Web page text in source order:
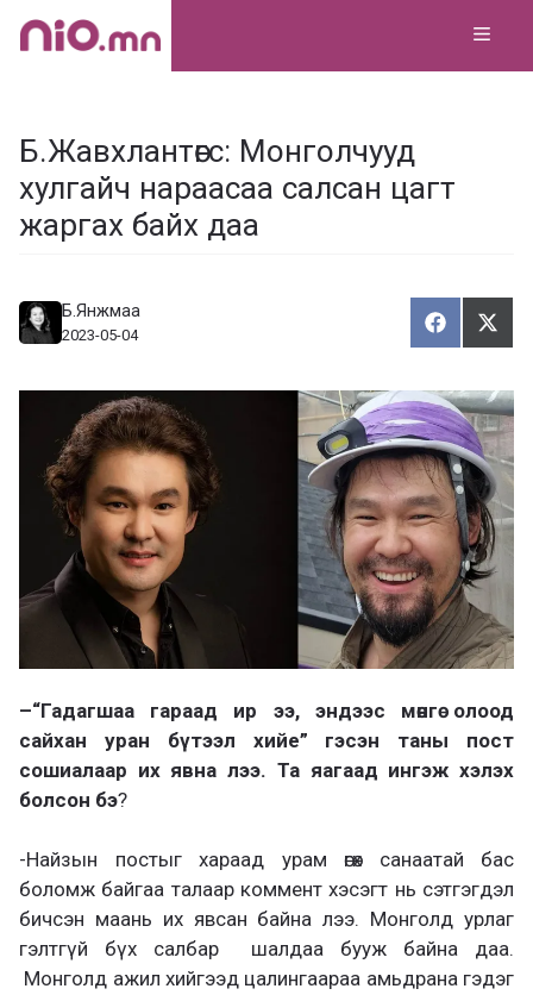
Skip
Б.Жавхлантөгс: Монголчууд
хулгайч нараасаа салсан цагт
жаргах байх даа
Б.Янжмаа
2023-05-04
Х
у
а
а
л
ц
а
х
Т
ү
э
э
х
–“Гадагшаа гараад ир ээ, эндээс мөнгө олоод
сайхан уран бүтээл хийе” гэсэн таны пост
сошиалаар их явна лээ. Та яагаад ингэж хэлэх
болсон бэ?
-Найзын постыг хараад урам өгөх санаатай бас
боломж байгаа талаар коммент хэсэгт нь сэтгэгдэл
бичсэн маань их явсан байна лээ. Монголд урлаг
гэлтгүй бүх салбар шалдаа бууж байна даа.
Монголд ажил хийгээд цалингаараа амьдрана гэдэг